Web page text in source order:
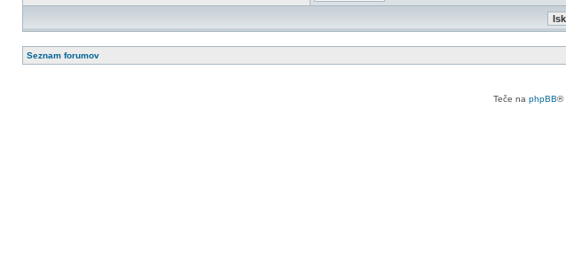
Seznam forumov
Teče na phpBB®